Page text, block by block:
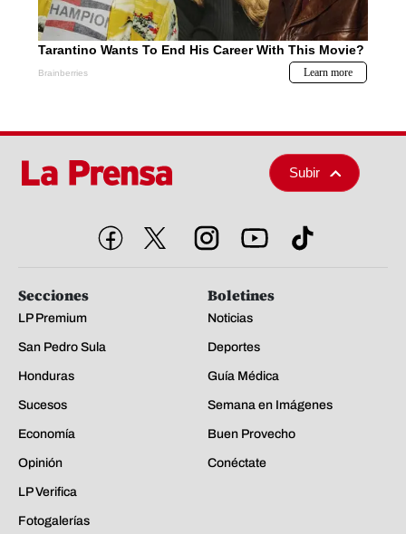
Subir
Secciones
LP Premium
San Pedro Sula
Honduras
Sucesos
Economía
Opinión
LP Verifica
Fotogalerías
Boletines
Noticias
Deportes
Guía Médica
Semana en Imágenes
Buen Provecho
Conéctate